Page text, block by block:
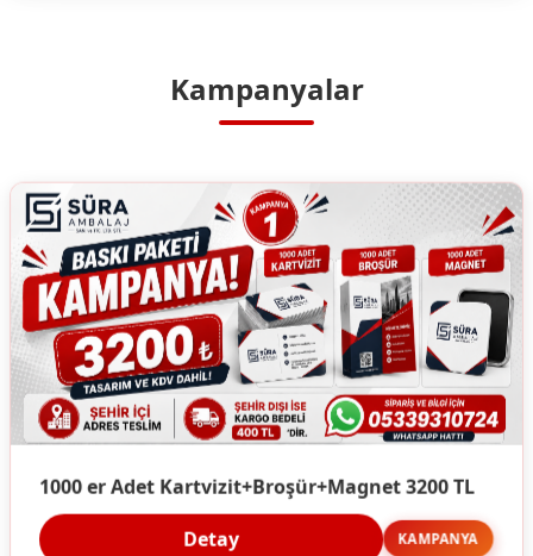
Kampanyalar
1000 er Adet Kartvizit+Broşür+Magnet 3200 TL
Detay KAMPANYA